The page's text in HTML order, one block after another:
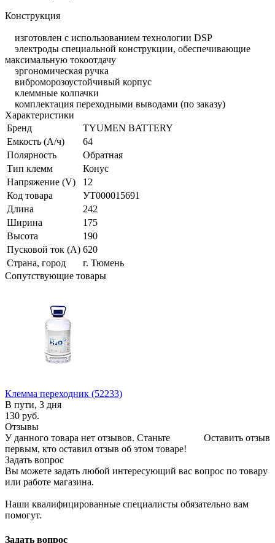
Конструкция
изготовлен с использованием технологии DSP
электроды специальной конструкции, обеспечивающие
максимальную токоотдачу
эргономическая ручка
виброморозоустойчивый корпус
клеммные колпачки
комплектация переходными выводами (по заказу)
Характеристики
Бренд
TYUMEN BATTERY
Емкость (А/ч)
64
Полярность
Обратная
Тип клемм
Конус
Напряжение (V)
12
Код товара
УТ000015691
Длина
242
Ширина
175
Высота
190
Пусковой ток (А) 620
Страна, город
г. Тюмень
Сопутствующие товары
Клемма переходник (52233)
В пути, 3 дня
130 руб.
Отзывы
Оставить отзыв
У данного товара нет отзывов. Станьте
первым, кто оставил отзыв об этом товаре!
Задать вопрос
Вы можете задать любой интересующий вас вопрос по товару
или работе магазина.
Наши квалифицированные специалисты обязательно вам
помогут.
Задать вопрос